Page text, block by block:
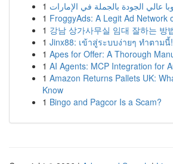
1 عالي الجودة بالجملة في الإمارات
1 FroggyAds: A Legit Ad Network
1 강남 상가사무실 임대 잘하는 방
1 Jinx88: เข้าสู่ระบบง่ายๆ ทำตามนี้!
1 Apes for Offer: A Thorough
1 AI Agents: MCP Integration for
1 Amazon Returns Pallets UK:
Know
1 Bingo and Pagcor Is a Scam?